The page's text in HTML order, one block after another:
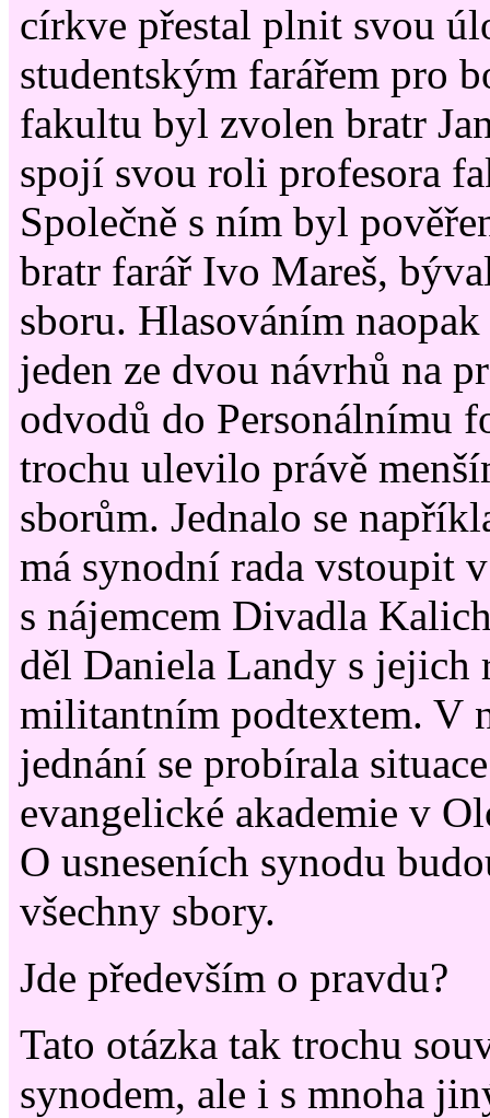
církve přestal plnit svou
studentským farářem pro
fakultu byl zvolen bratr
spojí svou roli profesora
Společně s ním byl
bratr farář Ivo Mareš,
sboru. Hlasováním
jeden ze dvou návrhů na
odvodů do Personálnímu
trochu ulevilo právě
sborům. Jednalo se
má synodní rada vstoupit
s nájemcem Divadla
děl Daniela Landy s jejich
militantním podtextem. V
jednání se probírala
evangelické akademie v
O usneseních synodu
všechny sbory.
Jde především o pravdu?
Tato otázka tak trochu
synodem, ale i s mnoha